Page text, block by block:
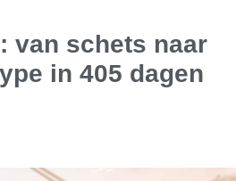
van schets naar
in 405 dagen